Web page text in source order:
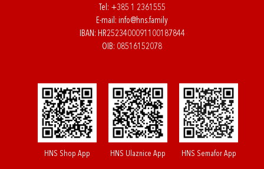
Tel: +385 1 2361555
E-mail: info@hns.family
IBAN: HR2523400091100187844
OIB: 08516152078
HNS Shop App HNS Ulaznice App HNS Semafor App